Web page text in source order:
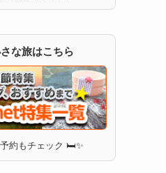
な旅はこちら
約もチェック 🛏✨